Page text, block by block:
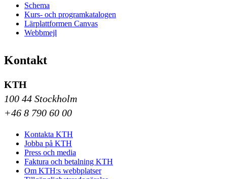
Schema
Kurs- och programkatalogen
Lärplattformen Canvas
Webbmejl
Kontakt
KTH
100 44 Stockholm
+46 8 790 60 00
Kontakta KTH
Jobba på KTH
Press och media
Faktura och betalning KTH
Om KTH:s webbplatser